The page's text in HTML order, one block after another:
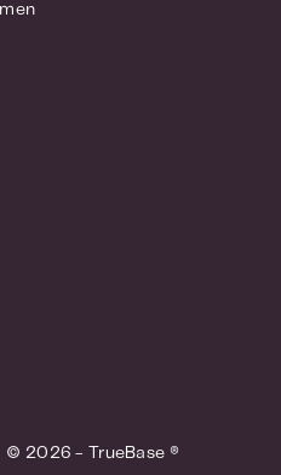
© 2026 - TrueBase ®